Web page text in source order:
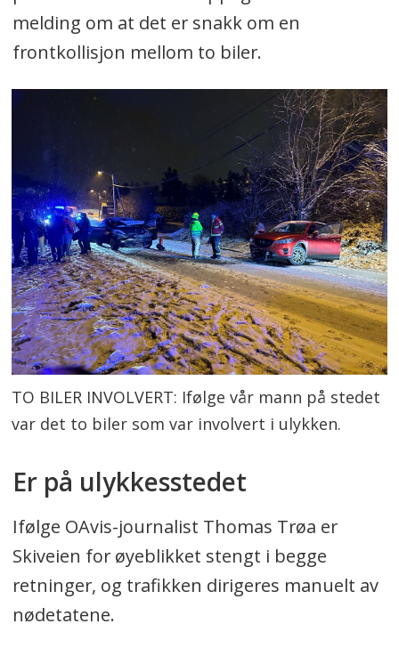
melding om at det er snakk om en
frontkollisjon mellom to biler.
TO BILER INVOLVERT: Ifølge vår mann på stedet
var det to biler som var involvert i ulykken.
Er på ulykkesstedet
Ifølge OAvis-journalist Thomas Trøa er
Skiveien for øyeblikket stengt i begge
retninger, og trafikken dirigeres manuelt av
nødetatene.